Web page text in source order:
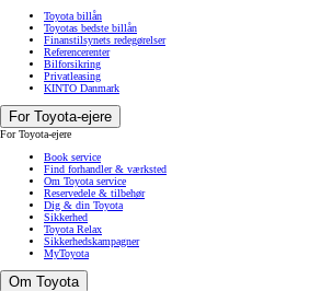
Toyota billån
Toyotas bedste billån
Finanstilsynets redegørelser
Referencerenter
Bilforsikring
Privatleasing
KINTO Danmark
For Toyota-ejere
For Toyota-ejere
Book service
Find forhandler & værksted
Om Toyota service
Reservedele & tilbehør
Dig & din Toyota
Sikkerhed
Toyota Relax
Sikkerhedskampagner
MyToyota
Om Toyota